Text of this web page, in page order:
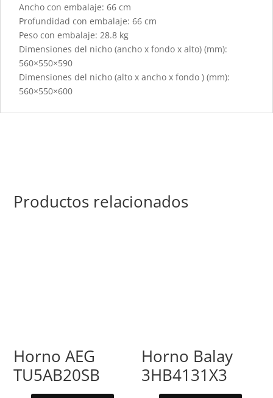
Ancho con embalaje: 66 cm
Profundidad con embalaje: 66 cm
Peso con embalaje: 28.8 kg
Dimensiones del nicho (ancho x fondo x alto) (mm):
560×550×590
Dimensiones del nicho (alto x ancho x fondo ) (mm):
560×550×600
Productos relacionados
Horno AEG
TU5AB20SB
Horno Balay
3HB4131X3